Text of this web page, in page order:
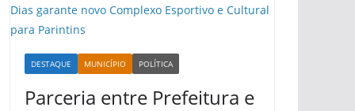
DESTAQUE MUNICÍPIO POLÍTICA
Parceria entre Prefeitura e